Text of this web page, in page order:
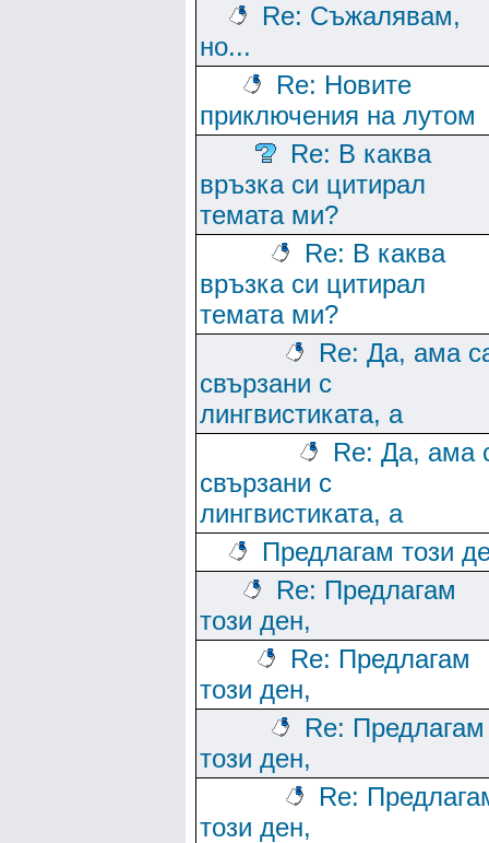
Re: Съжалявам,
но...
Re: Новите
приключения на лутом
Re: В каква
връзка си цитирал
темата ми?
Re: В каква
връзка си цитирал
темата ми?
Re: Да, ама
свързани с
лингвистиката, а
Re: Да, ама
свързани с
лингвистиката, а
Предлагам този
Re: Предлагам
този ден,
Re: Предлагам
този ден,
Re: Предлагам
този ден,
Re:
този ден,